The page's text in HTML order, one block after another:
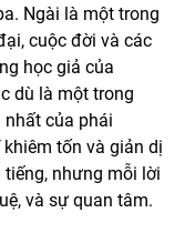
Ngài là một trong
cuộc đời và các
học giả của
dù là một trong
của phái
tốn và giản dị
nhưng mỗi lời
và sự quan tâm.